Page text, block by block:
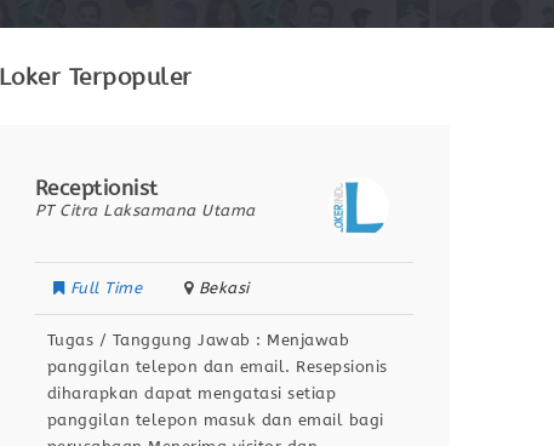
Loker Terpopuler
Receptionist
PT Citra Laksamana Utama
Full Time Bekasi
Tugas / Tanggung Jawab : Menjawab
panggilan telepon dan email. Resepsionis
diharapkan dapat mengatasi setiap
panggilan telepon masuk dan email bagi